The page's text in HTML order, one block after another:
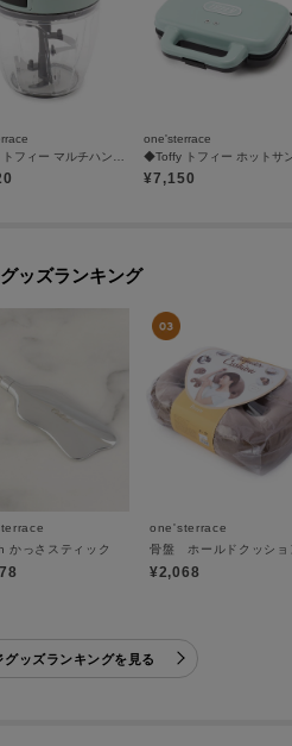
◆Toffy トフィー マルチハンディーチョッパー
one'sterrace
¥7,150
ッズランキング
かっさスティック
one'sterrace
骨盤 ホールドクッショ
¥2,068
ッズランキングを見る